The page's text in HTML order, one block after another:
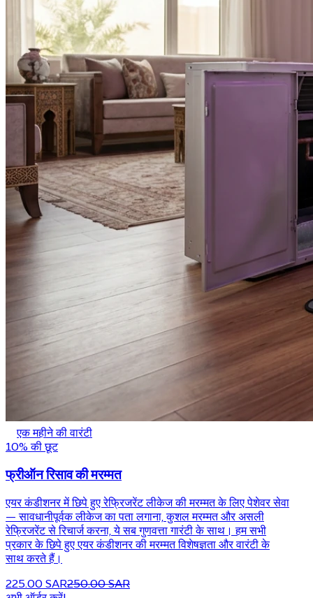
एक महीने की वारंटी
10% की छूट
फ्रीऑन रिसाव की मरम्मत
एयर कंडीशनर में छिपे हुए रेफ्रिजरेंट लीकेज की मरम्मत के लिए पेशेवर सेवा
— सावधानीपूर्वक लीकेज का पता लगाना, कुशल मरम्मत और असली
रेफ्रिजरेंट से रिचार्ज करना, ये सब गुणवत्ता गारंटी के साथ। हम सभी
प्रकार के छिपे हुए एयर कंडीशनर की मरम्मत विशेषज्ञता और वारंटी के
साथ करते हैं।
225.00 SAR250.00 SAR